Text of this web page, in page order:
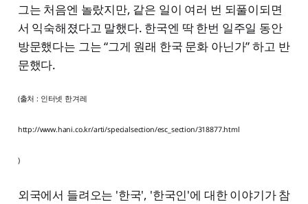
그는 처음엔 놀랐지만, 같은 일이 여러 번 되풀이되면
서 익숙해졌다고 말했다. 한국엔 딱 한번 일주일 동안
방문했다는 그는 “그게 원래 한국 문화 아닌가” 하고 반
문했다.
(출처 : 인터넷 한겨레
http://www.hani.co.kr/arti/specialsection/esc_section/318877.html
)
외국에서 들려오는 '한국', '한국인'에 대한 이야기가 참